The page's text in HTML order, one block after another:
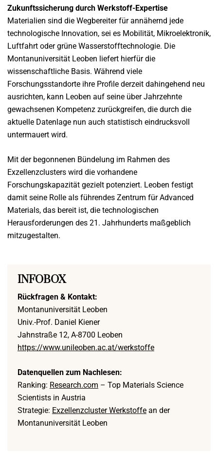
Zukunftssicherung durch Werkstoff-Expertise
Materialien sind die Wegbereiter für annähernd jede
technologische Innovation, sei es Mobilität, Mikroelektronik,
Luftfahrt oder grüne Wasserstofftechnologie. Die
Montanuniversität Leoben liefert hierfür die
wissenschaftliche Basis. Während viele
Forschungsstandorte ihre Profile derzeit dahingehend neu
ausrichten, kann Leoben auf seine über Jahrzehnte
gewachsenen Kompetenz zurückgreifen, die durch die
aktuelle Datenlage nun auch statistisch eindrucksvoll
untermauert wird.
Mit der begonnenen Bündelung im Rahmen des
Exzellenzclusters wird die vorhandene
Forschungskapazität gezielt potenziert. Leoben festigt
damit seine Rolle als führendes Zentrum für Advanced
Materials, das bereit ist, die technologischen
Herausforderungen des 21. Jahrhunderts maßgeblich
mitzugestalten.
INFOBOX
Rückfragen & Kontakt:
Montanuniversität Leoben
Univ.-Prof. Daniel Kiener
Jahnstraße 12, A-8700 Leoben
https://www.unileoben.ac.at/werkstoffe
Datenquellen zum Nachlesen:
Ranking: Research.com – Top Materials Science
Scientists in Austria
Strategie: Exzellenzcluster Werkstoffean der
Montanuniversität Leoben